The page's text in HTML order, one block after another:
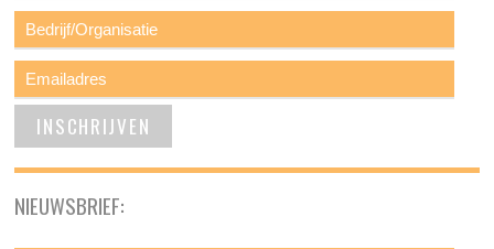
NIEUWSBRIEF: